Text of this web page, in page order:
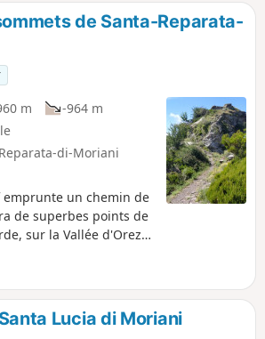
de Santa-Reparata-
m
-964 m
di-Moriani
emprunte un chemin de
de superbes points de
sur la Vallée d'Orezza
fontaine,
route étroite montant au
déjà le détour.
Lucia di Moriani